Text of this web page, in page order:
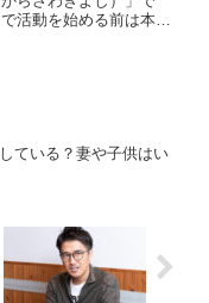
活動を始める前は本名
ている？妻や子供はい